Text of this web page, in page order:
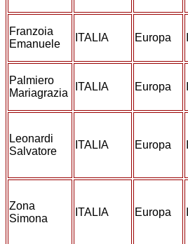
Franzoia
Emanuele
ITALIA Europa
Palmiero
Mariagrazia
ITALIA Europa
Leonardi
Salvatore
ITALIA Europa
Zona
Simona
ITALIA Europa